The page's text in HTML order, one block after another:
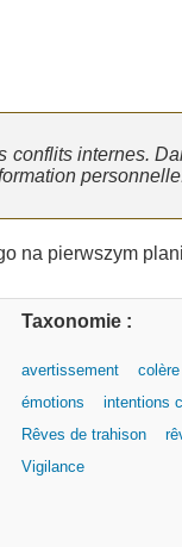
internes.
Taxonomie :
avertissement colère
émotions
intentions
Rêves de trahison
Vigilance